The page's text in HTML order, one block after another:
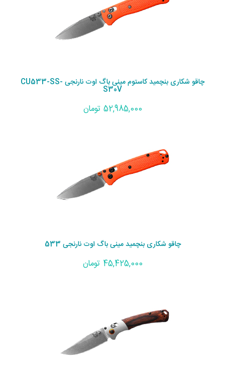
چاقو شکاری بنچمید کاستوم مینی باگ اوت نارنجی CU533-SS-
S30V
52,985,000 تومان
چاقو شکاری بنچمید مینی باگ اوت نارنجی 533
45,425,000 تومان